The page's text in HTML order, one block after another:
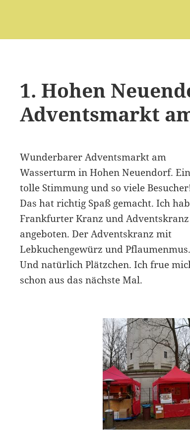
1. Hohen
Adventsmarkt
Wunderbarer Adventsmarkt am
Wasserturm in Hohen Neuendorf.
tolle Stimmung und so viele
Das hat richtig Spaß gemacht. Ich
Frankfurter Kranz und Adventskranz
angeboten. Der Adventskranz mit
Lebkuchengewürz und
Und natürlich Plätzchen. Ich frue
schon aus das nächste Mal.